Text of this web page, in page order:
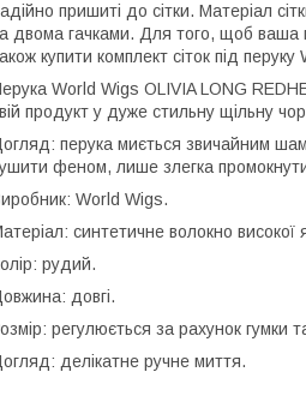
пришиті до сітки. Матеріал
двома гачками. Для того, щоб ваша
купити комплект сіток під
World Wigs OLIVIA LONG
продукт у дуже стильну щільну
перука миється звичайним
феном, лише злегка
World Wigs.
синтетичне волокно високої
рудий.
довгі.
регулюється за рахунок гумки та
делікатне ручне миття.